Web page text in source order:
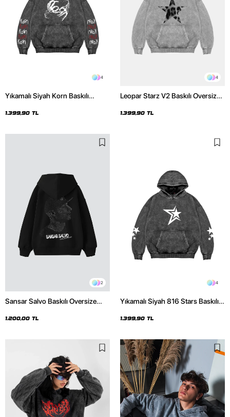
4
Yıkamalı Siyah Korn Baskılı
1.399,90 TL
4
Leopar Starz V2 Baskılı Oversize
Hoodie
1.399,90 TL
2
Sansar Salvo Baskılı Oversize
1.200,00 TL
4
Yıkamalı Siyah 816 Stars Baskılı
1.399,90 TL